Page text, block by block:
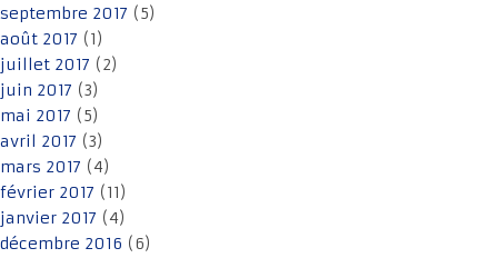
septembre 2017 (5)
août 2017 (1)
juillet 2017 (2)
juin 2017 (3)
mai 2017 (5)
avril 2017 (3)
mars 2017 (4)
février 2017 (11)
janvier 2017 (4)
décembre 2016 (6)